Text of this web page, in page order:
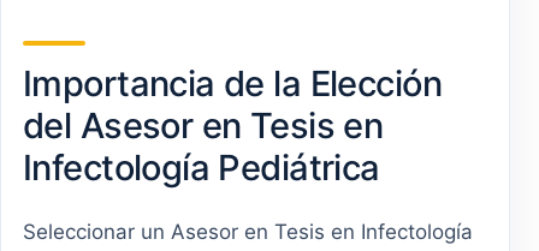
Importancia de la Elección
del Asesor en Tesis en
Infectología Pediátrica
Seleccionar un Asesor en Tesis en Infectología